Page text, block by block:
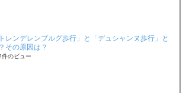
トレンデレンブルグ歩行」と「デュシャンヌ歩行」と
その原因は？
件のビュー